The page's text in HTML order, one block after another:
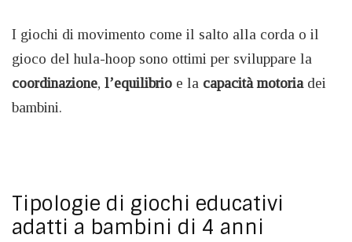
I giochi di movimento come il salto alla corda o il
gioco del hula-hoop sono ottimi per sviluppare la
coordinazione, l’equilibrio e la capacità motoriadei
bambini.
Tipologie di giochi educativi
adatti a bambini di 4 anni